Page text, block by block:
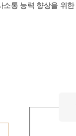
소통 능력 향상을 위한